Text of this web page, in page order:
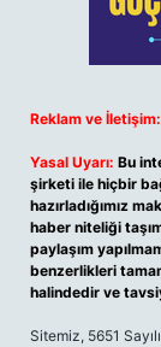
Reklam ve İletişim:
Yasal Uyarı: Bu
şirketi ile hiçbir
hazırladığımız
haber niteliği
paylaşım
benzerlikleri
halindedir ve
Sitemiz, 5651